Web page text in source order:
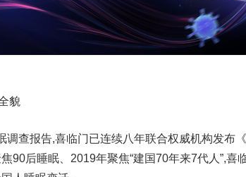
貌
查报告,喜临门已连续八年联合权威机构发布
90后睡眠、2019年聚焦“建国70年来7代人”,喜